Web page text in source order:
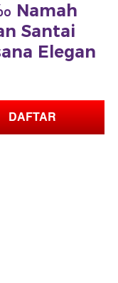
Namah
Santai
Elegan
DAFTAR